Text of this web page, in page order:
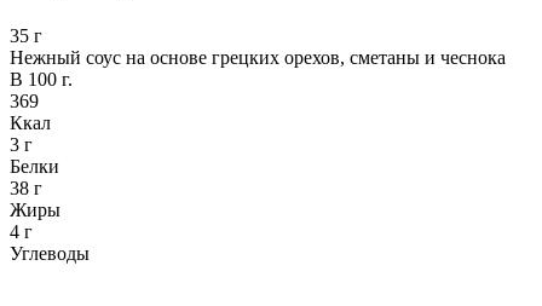
35 г
Нежный соус на основе грецких орехов, сметаны и чеснока
В 100 г.
369
Ккал
3 г
Белки
38 г
Жиры
4 г
Углеводы